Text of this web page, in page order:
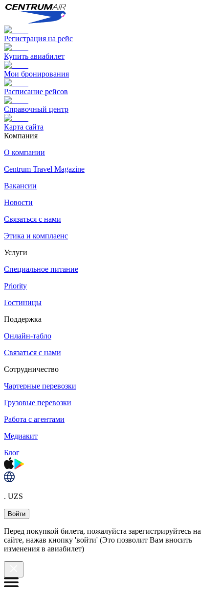
Регистрация на рейс
Купить авиабилет
Мои бронирования
Расписание рейсов
Справочный центр
Карта сайта
Компания
О компании
Centrum Travel Magazine
Вакансии
Новости
Связаться с нами
Этика и комплаенс
Услуги
Специальное питание
Priority
Гостиницы
Поддержка
Онлайн-табло
Связаться с нами
Сотрудничество
Чартерные перевозки
Грузовые перевозки
Работа с агентами
Медиакит
Блог
. UZS
Войти
Перед покупкой билета, пожалуйста зарегистрируйтесь на
сайте, нажав кнопку 'войти' (Это позволит Вам вносить
изменения в авиабилет)